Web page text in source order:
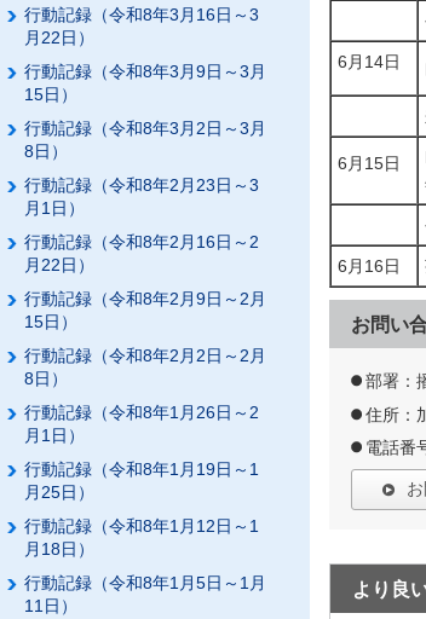
行動記録（令和8年3月16日～3
月22日）
行動記録（令和8年3月9日～3月
15日）
行動記録（令和8年3月2日～3月
8日）
行動記録（令和8年2月23日～3
月1日）
行動記録（令和8年2月16日～2
月22日）
行動記録（令和8年2月9日～2月
15日）
行動記録（令和8年2月2日～2月
8日）
行動記録（令和8年1月26日～2
月1日）
行動記録（令和8年1月19日～1
月25日）
行動記録（令和8年1月12日～1
月18日）
行動記録（令和8年1月5日～1月
11日）
6月14日
6月15日
6月16日
お問い
部署：
住所：
電話番
より良